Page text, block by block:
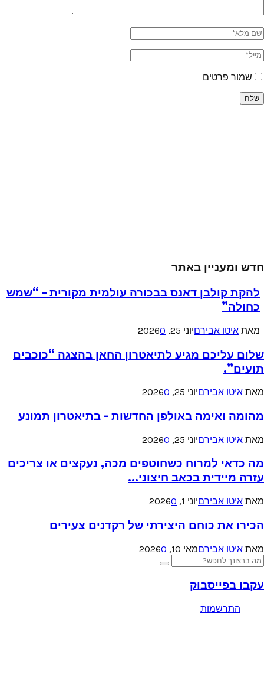
שמור פרטים
חדש ומעניין באתר
להקת קולבן דאנס בבכורה עולמית מקורית – “שמש
כחולה”
מאת איטו אבירםיוני 25, 2026 0
שלום עליכם מגיע לתיאטרון החאן בהצגה “כוכבים
תועים”.
מאת איטו אבירםיוני 25, 2026 0
מהומה ואימה באולפן החדשות – בתיאטרון תמונע
מאת איטו אבירםיוני 25, 2026 0
מה כדאי למרוח כשחוטפים מכה, נעקצים או צריכים
עזרה מיידית בכאב חיצוני...
מאת איטו אבירםיוני 1, 2026 0
הכירו את כוחם היצירתי של רקדנים צעירים
מאת איטו אבירםמאי 10, 2026
0
Search
for:
Search
עקבו בפייסבוק
התרשמות